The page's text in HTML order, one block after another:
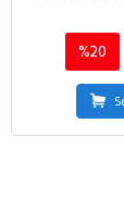
%20